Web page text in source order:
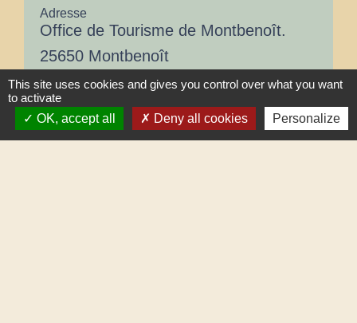
Adresse
Office de Tourisme de Montbenoît.
25650 Montbenoît
+
This site uses cookies and gives you control over what you want
to activate
OK, accept all
Deny all cookies Personalize